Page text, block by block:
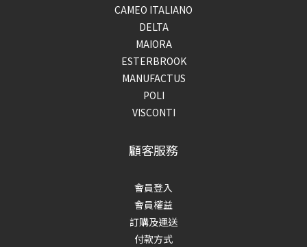
CAMEO ITALIANO
DELTA
MAIORA
ESTERBROOK
MANUFACTUS
POLI
VISCONTI
顧客服務
會員登入
會員權益
訂購及運送
付款方式